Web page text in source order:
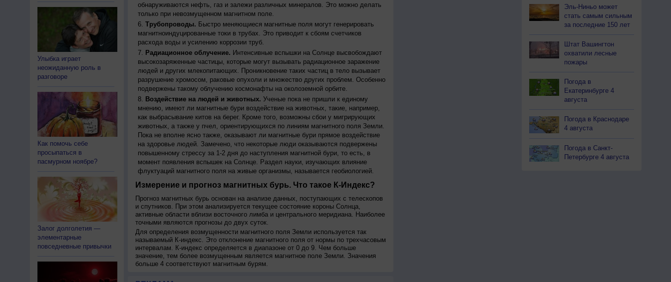
Улыбка играет
неожиданную роль в
разговоре
Как помочь себе
просыпаться в
пасмурном ноябре?
Залог долголетия —
элементарные
повседневные привычки
обнаруживаются нефть, газ и залежи различных минералов. Это можно делать
только при невозмущенном магнитном поле.
Трубопроводы. Быстро меняющиеся магнитные поля могут генерировать
магнитноиндуцированные токи в трубах. Это приводит к сбоям счетчиков
расхода воды и усилению коррозии труб.
Радиационное облучение. Интенсивные вспышки на Солнце высвобождают
высокозаряженные частицы, которые могут вызывать радиационное заражение
людей и других млекопитающих. Проникновение таких частиц в тело вызывает
разрушение хромосом, раковые опухоли и множество других проблем. Особенно
подвержены такому облучению космонафты на околоземной орбите.
Воздействие на людей и животных. Ученые пока не пришли к единому
мнению, имеют ли магнитные бури воздействие на животных, такие, например,
как выбрасывание китов на берег. Кроме того, возможны сбои у мигрирующих
животных, а также у пчел, ориентирующихся по линиям магнитного поля Земли.
Пока не вполне ясно также, оказывают ли магнитные бури прямое воздействие
на здоровье людей. Замечено, что некоторые люди оказываются подвержены
повышенному стрессу за 1-2 дня до наступления магнитной бури, то есть, в
момент появления вспышек на Солнце. Раздел науки, изучающих влияние
флуктуаций магнитного поля на живые организмы, называется геобиологией.
Измерение и прогноз магнитных бурь. Что такое К-Индекс?
Прогноз магнитных бурь основан на анализе данных, поступающих с телескопов
и спутников. При этом анализируется текущее состояние короны Солнца,
активные области вблизи восточного лимба и центрального меридиана. Наиболее
точными являются прогнозы до двух суток.
Для определения возмущенности магнитного поля Земли используется так
называемый К-индекс. Это отклонение магнитного поля от нормы по трехчасовым
интервалам. К-индекс определяется в диапазоне от 0 до 9. Чем больше
значение, тем более возмущенным является магнитное поле Земли. Значения
больше 4 соответствуют магнитным бурям.
Эль-Ниньо может
стать самым сильным
за последние 150 лет
Штат Вашингтон
охватили лесные
пожары
Погода в
Екатеринбурге 4
августа
Погода в Краснодаре
4 августа
Погода в Санкт-
Петербурге 4 августа